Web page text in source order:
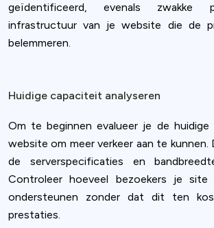
geïdentificeerd, evenals
infrastructuur van je website die de
belemmeren.
Huidige capaciteit analyseren
Om te beginnen evalueer je de
website om meer verkeer aan te
de serverspecificaties en
Controleer hoeveel bezoekers je site
ondersteunen zonder dat dit ten
prestaties.